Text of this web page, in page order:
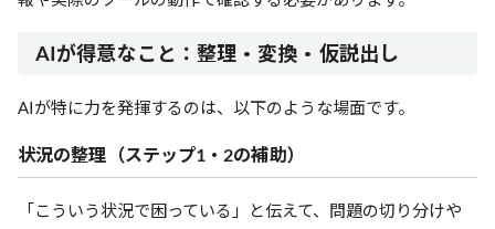
AIが得意なこと：整理・変換・仮説出し
AIが特に力を発揮するのは、以下のような場面です。
状況の整理（ステップ1・2の補助）
「こういう状況で困っている」と伝えて、問題の切り分けや